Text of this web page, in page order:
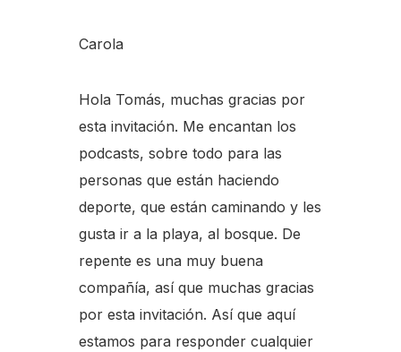
Carola
Hola Tomás, muchas gracias por
esta invitación. Me encantan los
podcasts, sobre todo para las
personas que están haciendo
deporte, que están caminando y les
gusta ir a la playa, al bosque. De
repente es una muy buena
compañía, así que muchas gracias
por esta invitación. Así que aquí
estamos para responder cualquier